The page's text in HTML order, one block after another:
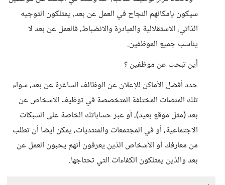
سيكون بإمكانهم النجاح في العمل عن بعد، يمتلكون التوجيه
الذاتي، الاستقلالية والمبادرة والانضباط، فالعمل عن بعد لا
يناسب جميع الموظفين.
أين تبحث عن موظفين ؟
حدد أفضل الأماكن للإعلان عن الوظائف الشاغرة عن بعد، سواء
تلك المنصات المختلفة المتخصصة في توظيف الأشخاص عن
بعد (مثل موقع بعيد)، أو عبر حساباتك الخاصة على الشبكات
الاجتماعية، أو في المجتمعات والمنتديات، يمكن أيضا أن تطلب
من معارفك أو الأشخاص الذين يعرفون أنهم يحبون العمل عن
بعد والذين يمتلكون الكفاءات التي تحتاجها.